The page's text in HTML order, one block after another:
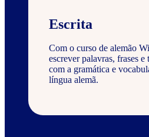
Escrita
Com o curso de alemão
escrever palavras, frases e
com a gramática e
língua alemã.